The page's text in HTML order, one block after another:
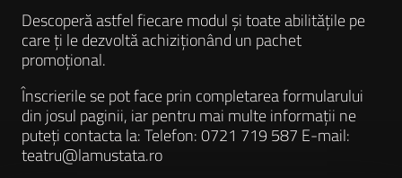
Descoperă astfel fiecare modul și toate abilitățile pe
care ți le dezvoltă achiziționând un pachet
promoțional.
Înscrierile se pot face prin completarea formularului
din josul paginii, iar pentru mai multe informații ne
puteți contacta la: Telefon: 0721 719 587 E-mail:
teatru@lamustata.ro